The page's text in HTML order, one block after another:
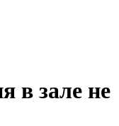
в зале не